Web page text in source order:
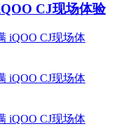
CJ现场体验